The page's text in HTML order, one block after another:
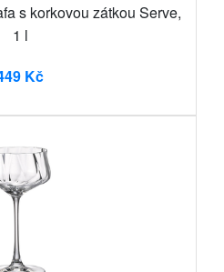
s korkovou zátkou Serve,
1 l
Kč